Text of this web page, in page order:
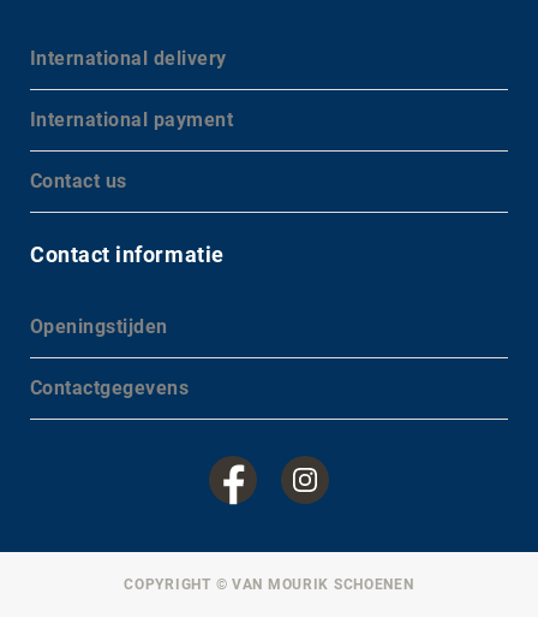
International delivery
International payment
Contact us
Contact informatie
Openingstijden
Contactgegevens
COPYRIGHT © VAN MOURIK SCHOENEN